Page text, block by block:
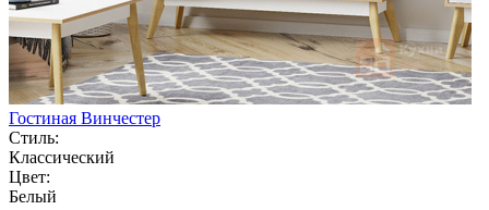
Гостиная Винчестер
Стиль:
Классический
Цвет:
Белый